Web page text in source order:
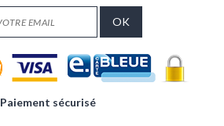
Paiement sécurisé